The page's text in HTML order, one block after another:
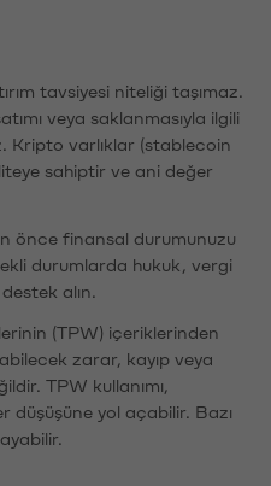
tavsiyesi niteliği taşımaz.
veya saklanmasıyla ilgili
Kripto varlıklar (stablecoin
sahiptir ve ani değer
önce finansal durumunuzu
durumlarda hukuk, vergi
alın.
(TPW) içeriklerinden
zarar, kayıp veya
TPW kullanımı,
düşüşüne yol açabilir. Bazı